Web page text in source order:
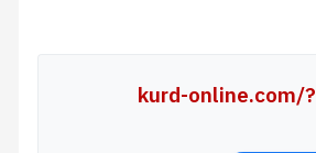
kurd-online.com/?